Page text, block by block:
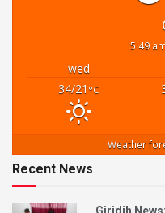
5:49 am
wed
34/21 °C
Weather
Recent News